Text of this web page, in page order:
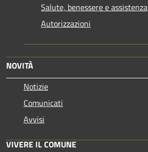
Salute, benessere e assistenza
Autorizzazioni
NOVITÀ
Notizie
Comunicati
Avvisi
VIVERE IL COMUNE